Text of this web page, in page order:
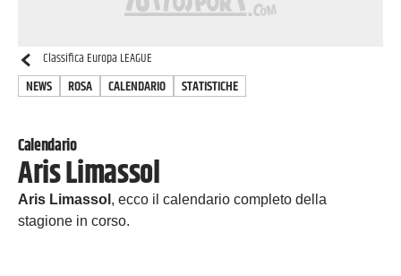
Classifica Europa LEAGUE
NEWS ROSA CALENDARIO STATISTICHE
Calendario
Aris Limassol
Aris Limassol , ecco il calendario completo della
stagione in corso.